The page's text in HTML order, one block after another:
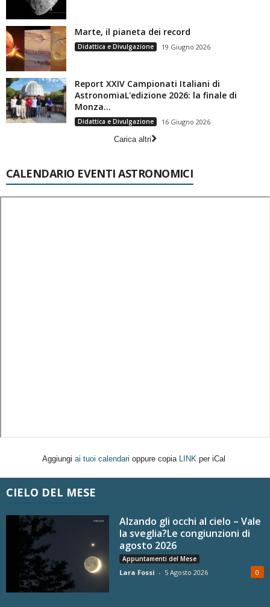
Marte, il pianeta dei record
Didattica e Divulgazione 19 Giugno 2026
Report XXIV Campionati Italiani di
AstronomiaL'edizione 2026: la finale di
Monza...
Didattica e Divulgazione
16 Giugno 2026
Carica altri
CALENDARIO EVENTI ASTRONOMICI
Aggiungi ai tuoi calendari oppure copia LINK per iCal
CIELO DEL MESE
Alzando gli occhi al cielo – Vale
la sveglia?Le congiunzioni di
agosto 2026
Appuntamenti del Mese
Lara Fossi - 5 Agosto 2026 0